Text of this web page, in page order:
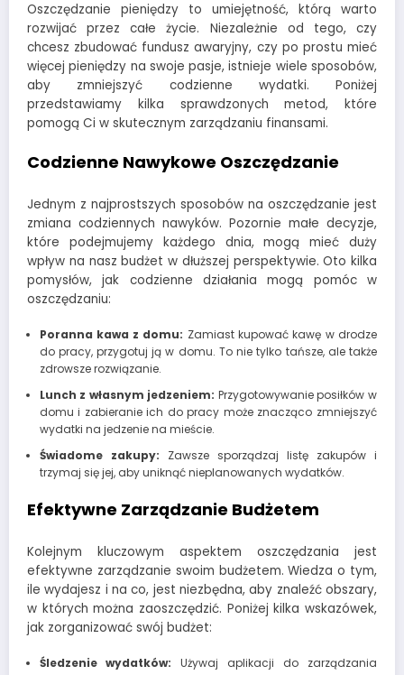
Oszczędzanie pieniędzy to umiejętność, którą warto
rozwijać przez całe życie. Niezależnie od tego, czy
chcesz zbudować fundusz awaryjny, czy po prostu mieć
więcej pieniędzy na swoje pasje, istnieje wiele sposobów,
aby zmniejszyć codzienne wydatki. Poniżej
przedstawiamy kilka sprawdzonych metod, które
pomogą Ci w skutecznym zarządzaniu finansami.
Codzienne Nawykowe Oszczędzanie
Jednym z najprostszych sposobów na oszczędzanie jest
zmiana codziennych nawyków. Pozornie małe decyzje,
które podejmujemy każdego dnia, mogą mieć duży
wpływ na nasz budżet w dłuższej perspektywie. Oto kilka
pomysłów, jak codzienne działania mogą pomóc w
oszczędzaniu:
Poranna kawa z domu: Zamiast kupować kawę w drodze
do pracy, przygotuj ją w domu. To nie tylko tańsze, ale także
zdrowsze rozwiązanie.
Lunch z własnym jedzeniem: Przygotowywanie posiłków w
domu i zabieranie ich do pracy może znacząco zmniejszyć
wydatki na jedzenie na mieście.
Świadome zakupy: Zawsze sporządzaj listę zakupów i
trzymaj się jej, aby uniknąć nieplanowanych wydatków.
Efektywne Zarządzanie Budżetem
Kolejnym kluczowym aspektem oszczędzania jest
efektywne zarządzanie swoim budżetem. Wiedza o tym,
ile wydajesz i na co, jest niezbędna, aby znaleźć obszary,
w których można zaoszczędzić. Poniżej kilka wskazówek,
jak zorganizować swój budżet:
Śledzenie wydatków: Używaj aplikacji do zarządzania